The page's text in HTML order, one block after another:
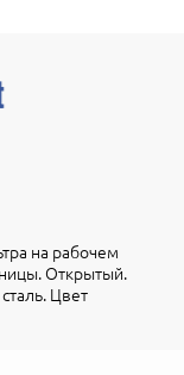
на рабочем
Открытый.
Цвет